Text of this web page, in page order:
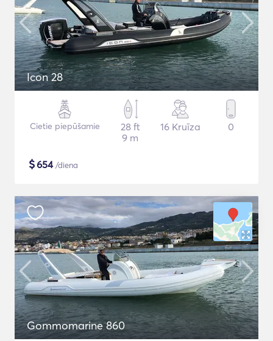
Icon 28
Cietie piepūšamie
28 ft
9 m
16 Kruīza 0
$654/diena
Gommomarine 860